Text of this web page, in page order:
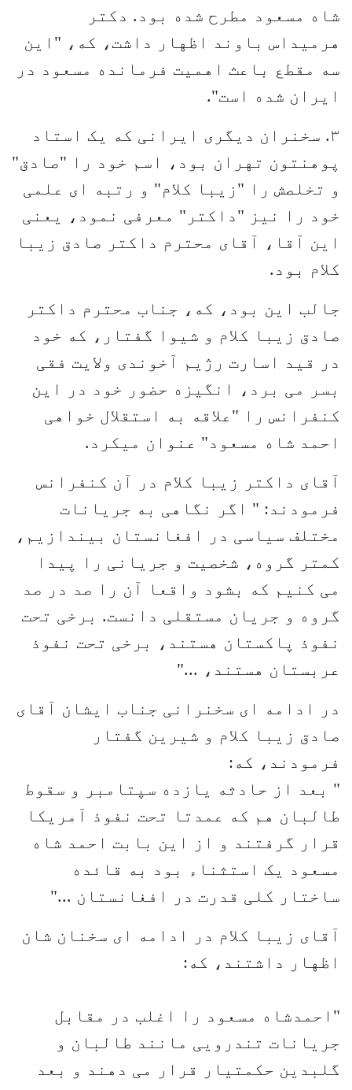
شاه مسعود مطرح شده بود. دکتر
هرمیداس باوند اظهار داشت، که، "این
سه مقطع باعث اهمیت فرمانده مسعود در
ایران شده است".
۳. سخنران دیگری ایرانی که یک استاد
پوهنتون تهران بود، اسم خود را "صادق"
و تخلصش را "زیبا کلام" و رتبه ای علمی
خود را نیز "داکتر" معرفی نمود، یعنی
این آقا، آقای محترم داکتر صادق زیبا
کلام بود.
جالب این بود، که، جناب محترم داکتر
صادق زیبا کلام و شیوا گفتار، که خود
در قید اسارت رژیم آخوندی ولایت فقی
بسر می برد، انگیزه حضور خود در این
کنفرانس را "علاقه به استقلال خواهی
احمد شاه مسعود" عنوان میکرد.
آقای داکتر زیبا کلام در آن کنفرانس
فرمودند: " اگر نگاهی به جریانات
مختلف سیاسی در افغانستان بیندازیم،
کمتر گروه، شخصیت و جریانی را پیدا
می کنیم که بشود واقعا آن را صد در صد
گروه و جریان مستقلی دانست. برخی تحت
نفوذ پاکستان هستند، برخی تحت نفوذ
عربستان هستند، ..."
در ادامه ای سخنرانی جناب ایشان آقای
صادق زیبا کلام و شیرین گفتار
فرمودند، که:
" بعد از حادثه یازده سپتامبر و سقوط
طالبان هم که عمدتا تحت نفوذ آمریکا
قرار گرفتند و از این بابت احمد شاه
مسعود یک استثناء بود به قائده
ساختار کلی قدرت در افغانستان ..."
آقای زیبا کلام در ادامه ای سخنان شان
اظهار داشتند، که:
"احمدشاه مسعود را اغلب در مقابل
جریانات تندرویی مانند طالبان و
گلبدین حکمتیار قرار می دهند و بعد